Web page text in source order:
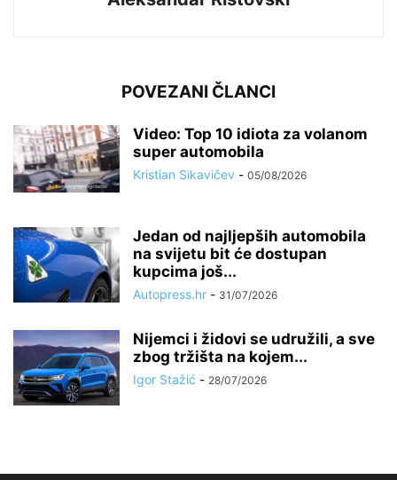
POVEZANI ČLANCI
Video: Top 10 idiota za volanom
super automobila
Kristian Sikavičev - 05/08/2026
Jedan od najljepših automobila
na svijetu bit će dostupan
kupcima još...
Autopress.hr - 31/07/2026
Nijemci i židovi se udružili, a sve
zbog tržišta na kojem...
Igor Stažić - 28/07/2026